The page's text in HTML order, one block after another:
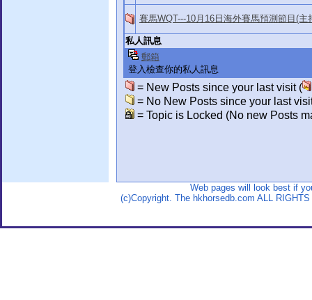
賽馬WQT---10月16日海外賽馬預測節目(主
私人訊息
郵箱
登入檢查你的私人訊息
= New Posts since your last visit (
= No New Posts since your last
= Topic is Locked (No new Posts
Web pages will look best if
(c)Copyright. The hkhorsedb.com ALL